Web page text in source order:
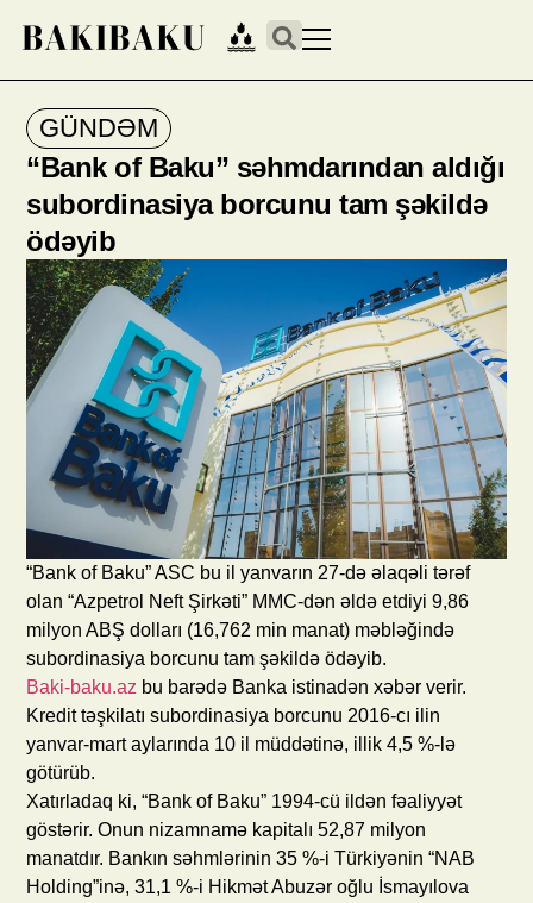
GÜNDƏM
“Bank of Baku” səhmdarından aldığı
subordinasiya borcunu tam şəkildə
ödəyib
“Bank of Baku” ASC bu il yanvarın 27-də əlaqəli tərəf
olan “Azpetrol Neft Şirkəti” MMC-dən əldə etdiyi 9,86
milyon ABŞ dolları (16,762 min manat) məbləğində
subordinasiya borcunu tam şəkildə ödəyib.
Baki-baku.az bu barədə Banka istinadən xəbər verir.
Kredit təşkilatı subordinasiya borcunu 2016-cı ilin
yanvar-mart aylarında 10 il müddətinə, illik 4,5 %-lə
götürüb.
Xatırladaq ki, “Bank of Baku” 1994-cü ildən fəaliyyət
göstərir. Onun nizamnamə kapitalı 52,87 milyon
manatdır. Bankın səhmlərinin 35 %-i Türkiyənin “NAB
Holding”inə, 31,1 %-i Hikmət Abuzər oğlu İsmayılova